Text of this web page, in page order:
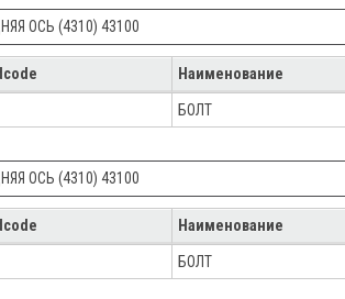
ОСЬ (4310) 43100
Наименование
БОЛТ
ОСЬ (4310) 43100
Наименование
БОЛТ